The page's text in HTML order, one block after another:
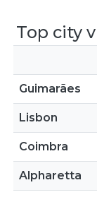
Top city
Guimarães
Lisbon
Coimbra
Alpharetta